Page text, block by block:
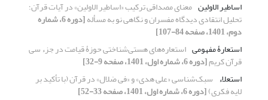
اساطیر الاولین معنای مصداقی ترکیب «اساطیر الاولین» در آیات قرآن؛
تحلیل انتقادی دیدگاه مفسران و نگاهی نو به مسأله [دوره 6، شماره
دوم، 1401، صفحه 84-107]
استعارۀ مفهومی استعاره‌های هستی‌شناختی حوزۀ قیامت در جزء سی
قرآن کریم[دوره 6، شماره اول، 1401، صفحه 9-32]
استعلاء سبک‌شناسی «علی هدی» و «فی ضلال» در قرآن (با تأکید بر
لایه فکری)[دوره 6، شماره اول، 1401، صفحه 33-52]